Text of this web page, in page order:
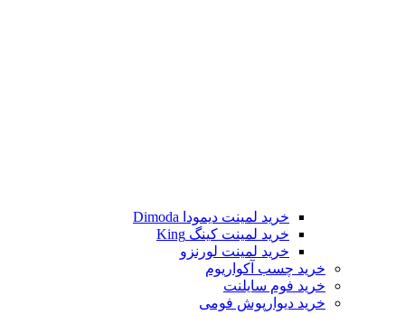
خرید لمینت دیمودا Dimoda
خرید لمینت کینگ King
خرید لمینت لورنزو
خرید چسب آکواریوم
خرید فوم سایلنت
خرید دیوارپوش فومی